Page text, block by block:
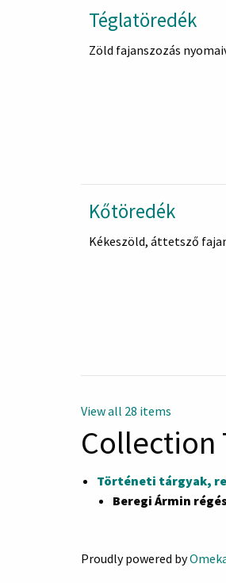
Téglatöredék
Zöld fajanszozás
Kőtöredék
Kékeszöld, áttetsző
View all 28 items
Collection
Történeti tárgyak,
Beregi Ármin
Proudly powered by